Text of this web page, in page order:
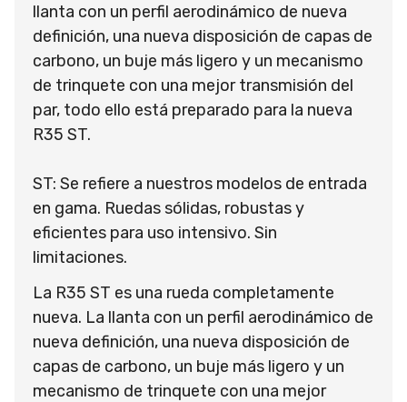
llanta con un perfil aerodinámico de nueva
definición, una nueva disposición de capas de
carbono, un buje más ligero y un mecanismo
de trinquete con una mejor transmisión del
par, todo ello está preparado para la nueva
R35 ST.
ST: Se refiere a nuestros modelos de entrada
en gama. Ruedas sólidas, robustas y
eficientes para uso intensivo. Sin
limitaciones.
La R35 ST es una rueda completamente
nueva. La llanta con un perfil aerodinámico de
nueva definición, una nueva disposición de
capas de carbono, un buje más ligero y un
mecanismo de trinquete con una mejor